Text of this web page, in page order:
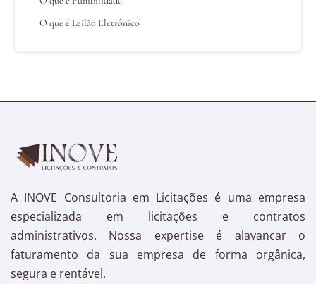
O que é Leilão Eletrônico
A INOVE Consultoria em Licitações é uma empresa
especializada em licitações e contratos
administrativos. Nossa expertise é alavancar o
faturamento da sua empresa de forma orgânica,
segura e rentável.